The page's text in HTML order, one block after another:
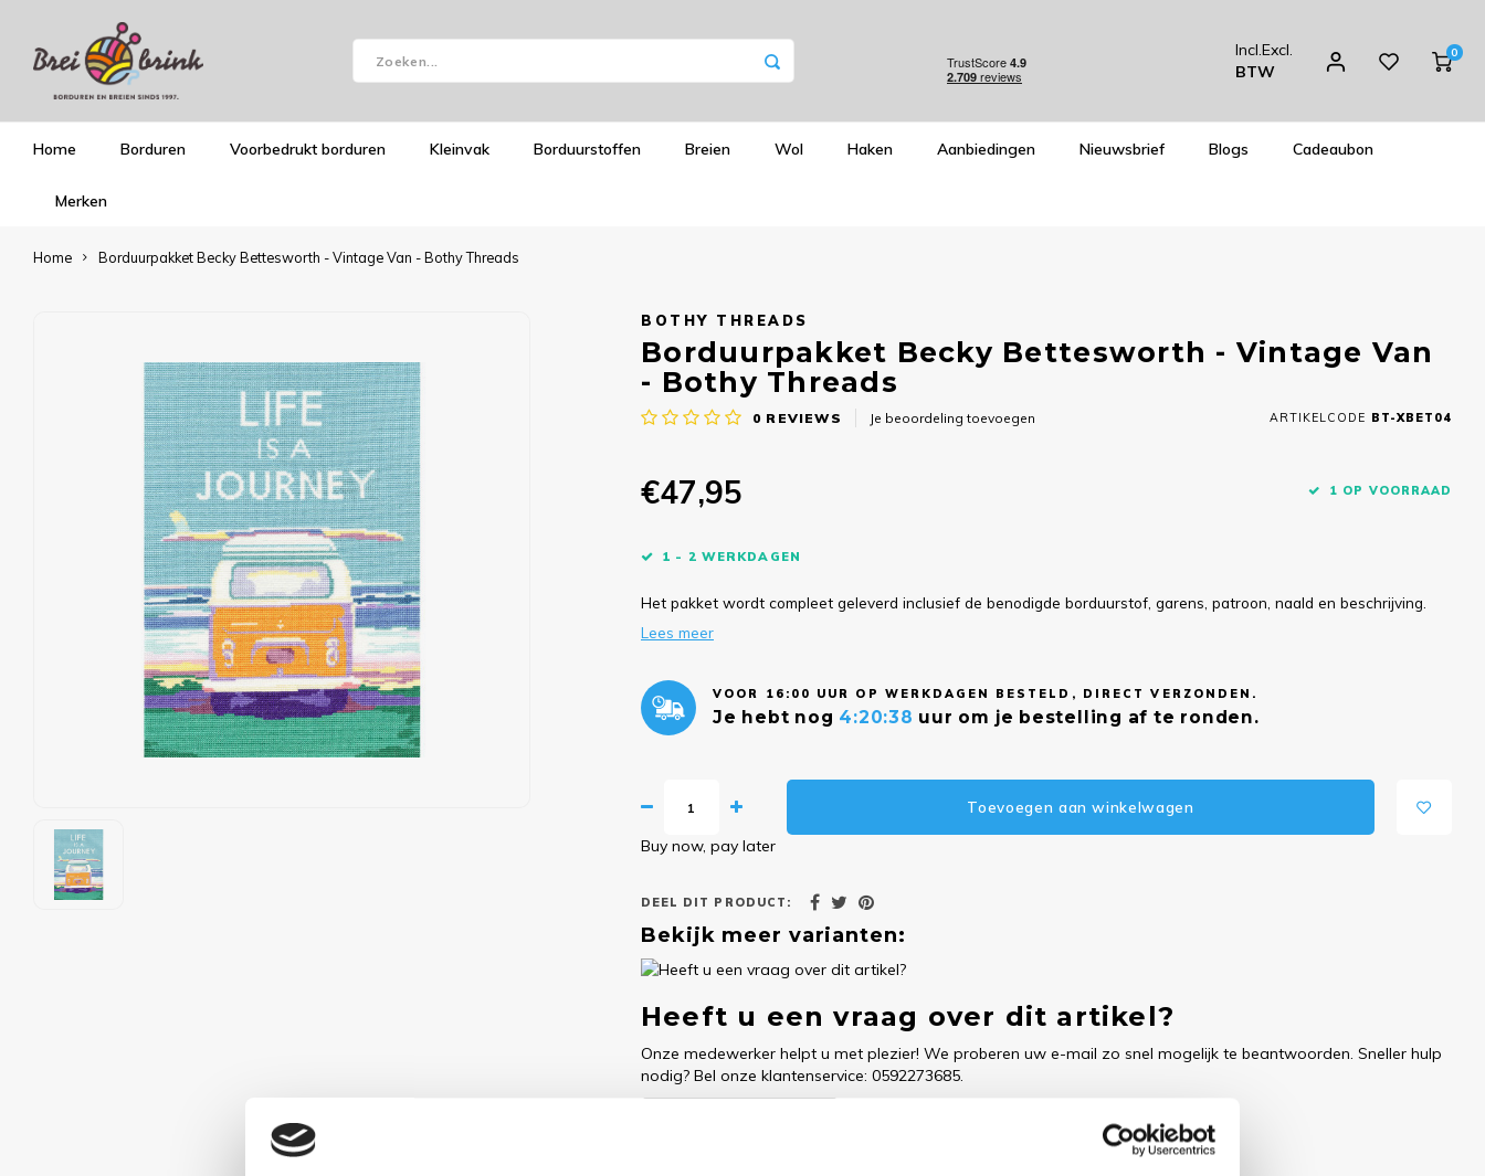
Incl.Excl.
BTW
0
Home Borduren Voorbedrukt borduren Kleinvak Borduurstoffen Breien Wol Haken Aanbiedingen Nieuwsbrief Blogs Cadeaubon
Merken
Home Borduurpakket Becky Bettesworth - Vintage Van - Bothy Threads
BOTHY THREADS
Borduurpakket Becky Bettesworth - Vintage Van
- Bothy Threads
0 REVIEWS Je beoordeling toevoegen ARTIKELCODE BT-XBET04
€47,95 1 OP VOORRAAD
1 - 2 WERKDAGEN
Het pakket wordt compleet geleverd inclusief de benodigde borduurstof, garens, patroon, naald en beschrijving.
Lees meer
VOOR 16:00 UUR OP WERKDAGEN BESTELD, DIRECT VERZONDEN.
Je hebt nog 4:20:37 uur om je bestelling af te ronden.
Toevoegen aan winkelwagen
Buy now, pay later
DEEL DIT PRODUCT:
Bekijk meer varianten:
Heeft u een vraag over dit artikel?
Onze medewerker helpt u met plezier! We proberen uw e-mail zo snel mogelijk te beantwoorden. Sneller hulp
nodig? Bel onze klantenservice: 0592273685.